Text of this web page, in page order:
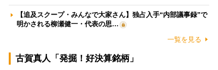
【追及スクープ・みんなで大家さん】独占入手“内部議事録”で
明かされる柳瀬健一・代表の思…
一覧を見る
古賀真人「発掘！好決算銘柄」